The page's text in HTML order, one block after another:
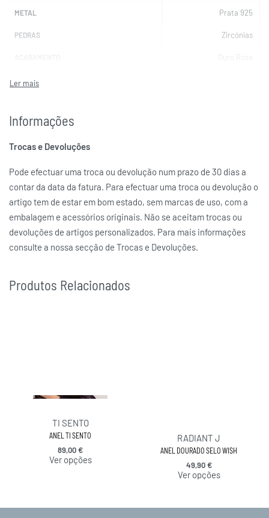
METAL Prata 925
PEDRAS Zircónias
COR DA(S) PEDRA(S)
Informações
Trocas e Devoluções
Pode efectuar uma troca ou devolução num prazo de 30 dias a
contar da data da fatura. Para efectuar uma troca ou devolução o
artigo tem de estar em bom estado, sem marcas de uso, com a
embalagem e acessórios originais. Não se aceitam trocas ou
devoluções de artigos personalizados. Para mais informações
consulte a nossa secção de Trocas e Devoluções.
Produtos Relacionados
TI SENTO
ANEL TI SENTO
89,00€
Ver opções
RADIANT J
ANEL DOURADO SELO WISH
49,90€
Ver opções